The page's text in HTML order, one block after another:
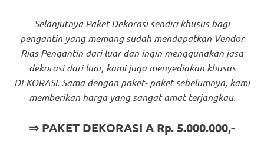
Selanjutnya Paket Dekorasi sendiri khusus bagi
pengantin yang memang sudah mendapatkan Vendor
Rias Pengantin dari luar dan ingin menggunakan jasa
dekorasi dari luar, kami juga menyediakan khusus
DEKORASI. Sama dengan paket- paket sebelumnya, kami
memberikan harga yang sangat amat terjangkau.
⇒ PAKET DEKORASI A Rp. 5.000.000,-